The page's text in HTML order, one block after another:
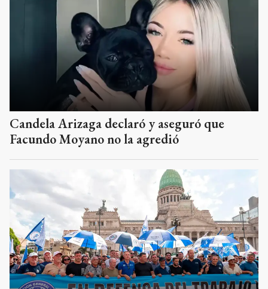
Candela Arizaga declaró y aseguró que
Facundo Moyano no la agredió